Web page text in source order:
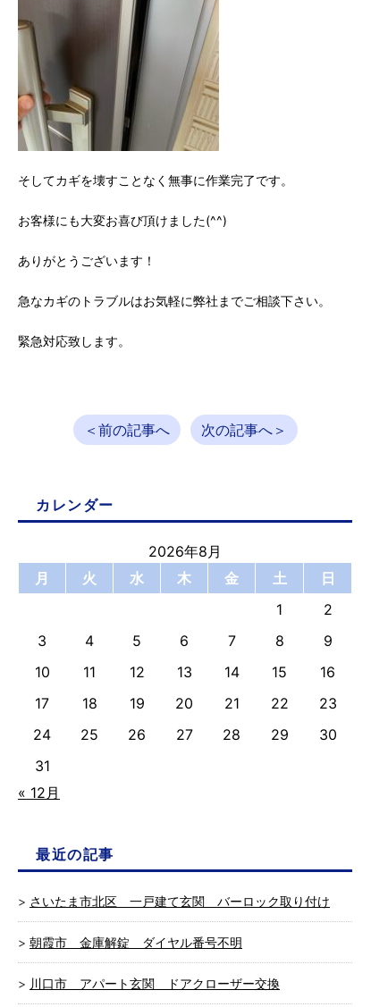
そしてカギを壊すことなく無事に作業完了です。
お客様にも大変お喜び頂けました(^^)
ありがとうございます！
急なカギのトラブルはお気軽に弊社までご相談下さい。
緊急対応致します。
＜前の記事へ 次の記事へ＞
カレンダー
2026年8月
月
火 水 木 金 土
日
1
2
3
4 5 6 7 8
9
10
11 12 13 14 15
16
17
18 19 20 21 22
23
24
25 26 27 28 29
30
31
« 12月
最近の記事
さいたま市北区 一戸建て玄関 バーロック取り付け
朝霞市 金庫解錠 ダイヤル番号不明
川口市 アパート玄関 ドアクローザー交換